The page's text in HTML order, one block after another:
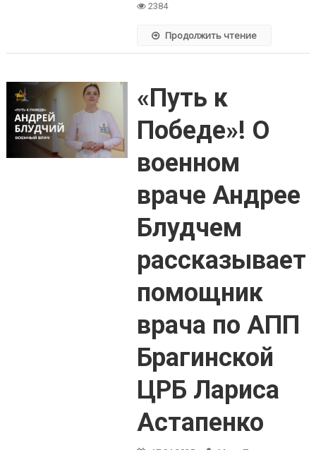
2384
Продолжить чтение
«Путь к
Победе»! О
военном
враче Андрее
Блудчем
рассказывает
помощник
врача по АПП
Брагинской
ЦРБ Лариса
Астапенко